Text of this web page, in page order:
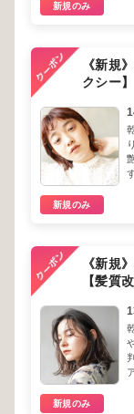
新規のみ
《新規
クシー】
新規のみ
《新規
【髪質
新規のみ